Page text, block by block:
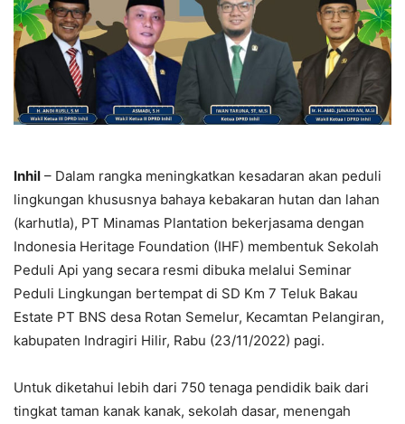
Inhil – Dalam rangka meningkatkan kesadaran akan peduli
lingkungan khususnya bahaya kebakaran hutan dan lahan
(karhutla), PT Minamas Plantation bekerjasama dengan
Indonesia Heritage Foundation (IHF) membentuk Sekolah
Peduli Api yang secara resmi dibuka melalui Seminar
Peduli Lingkungan bertempat di SD Km 7 Teluk Bakau
Estate PT BNS desa Rotan Semelur, Kecamtan Pelangiran,
kabupaten Indragiri Hilir, Rabu (23/11/2022) pagi.
Untuk diketahui lebih dari 750 tenaga pendidik baik dari
tingkat taman kanak kanak, sekolah dasar, menengah